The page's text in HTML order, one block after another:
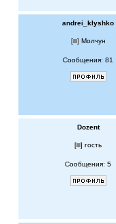
andrei_klyshko
[ ] Молчун
Сообщения: 81
Dozent
[ ] гость
Сообщения: 5